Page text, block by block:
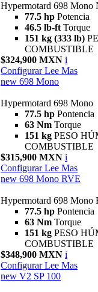
Hypermotard 698 Mono
77.5 hp Potencia
46.5 lb-ft Torque
151 kg (333 lb)
COMBUSTIBLE
$324,900 MXN i
Configurar Lee Mas
new 698 Mono
Hypermotard 698 Mono
77.5 hp Pontencia
63 Nm Torque
151 kg PESO
COMBUSTIBLE
$315,900 MXN i
Configurar Lee Mas
new 698 Mono RVE
Hypermotard 698 Mono
77.5 hp Pontencia
63 Nm Torque
151 kg PESO
COMBUSTIBLE
$348,900 MXN i
Configurar Lee Mas
new V2 SP 100